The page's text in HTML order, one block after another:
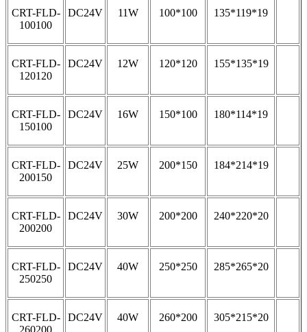
CRT-FLD-
100100
DC24V 11W 100*100 135*119*19
CRT-FLD-
120120
DC24V 12W 120*120 155*135*19
CRT-FLD-
150100
DC24V 16W 150*100 180*114*19
CRT-FLD-
200150
DC24V 25W 200*150 184*214*19
CRT-FLD-
200200
DC24V 30W 200*200 240*220*20
CRT-FLD-
250250
DC24V 40W 250*250 285*265*20
CRT-FLD-
DC24V 40W 260*200 305*215*20